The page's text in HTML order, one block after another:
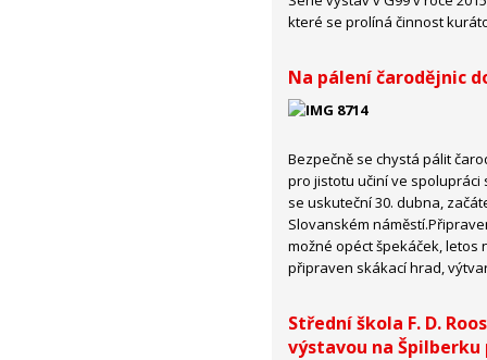
které se prolíná činnost
Na pálení čarodějnic
Bezpečně se chystá pálit
pro jistotu učiní ve spolupráci
se uskuteční 30. dubna,
Slovanském
možné opéct špekáček, letos
připraven skákací hrad,
Střední škola F. D.
výstavou na Špilberku